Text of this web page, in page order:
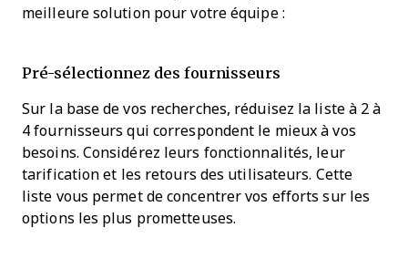
meilleure solution pour votre équipe :
Pré-sélectionnez des fournisseurs
Sur la base de vos recherches, réduisez la liste à 2 à
4 fournisseurs qui correspondent le mieux à vos
besoins. Considérez leurs fonctionnalités, leur
tarification et les retours des utilisateurs. Cette
liste vous permet de concentrer vos efforts sur les
options les plus prometteuses.